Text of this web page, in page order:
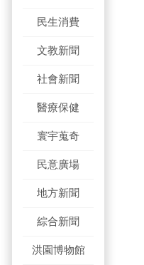
民生消費
文教新聞
社會新聞
醫療保健
寰宇蒐奇
民意廣場
地方新聞
綜合新聞
洪園博物館